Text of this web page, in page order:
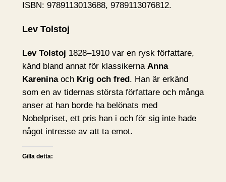
ISBN: 9789113013688, 9789113076812.
Lev Tolstoj
Lev Tolstoj 1828–1910 var en rysk författare,
känd bland annat för klassikerna Anna
Kareninaoch Krig och fred. Han är erkänd
som en av tidernas största författare och många
anser at han borde ha belönats med
Nobelpriset, ett pris han i och för sig inte hade
något intresse av att ta emot.
Gilla detta: